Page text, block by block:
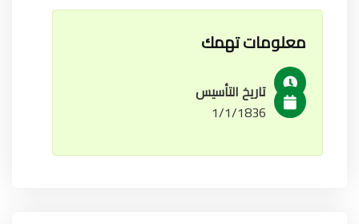
معلومات تهمك
تاريخ التأسيس
1/1/1836